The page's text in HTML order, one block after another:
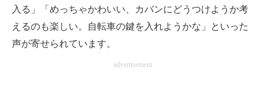
入る」「めっちゃかわいい、カバンにどうつけようか考
えるのも楽しい。自転車の鍵を入れようかな」といった
声が寄せられています。
advertisement